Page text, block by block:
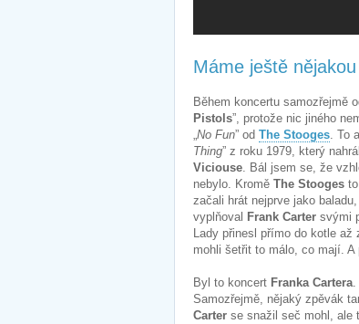
Máme ještě
Během koncertu samozřejmě
Pistols”, protože nic jiného
„No Fun” od The Stooges. To
Thing” z roku 1979, který
Viciouse. Bál jsem se, že
nebylo. Kromě The Stooges
začali hrát nejprve jako
vyplňoval Frank Carter svými
Lady přinesl přímo do kotle až
mohli šetřit to málo, co mají. A
Byl to koncert Franka Cartera.
Samozřejmě, nějaký zpěvák
Carter se snažil seč mohl, ale